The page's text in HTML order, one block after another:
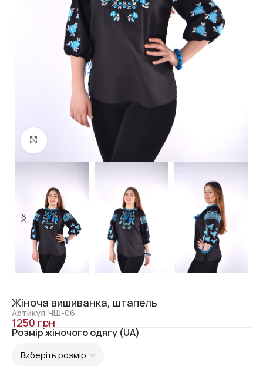
Click to enlarge
Жіноча вишиванка, штапель
Артикул:ЧШ-06
1250 грн
Розмір жіночого одягу (UA)